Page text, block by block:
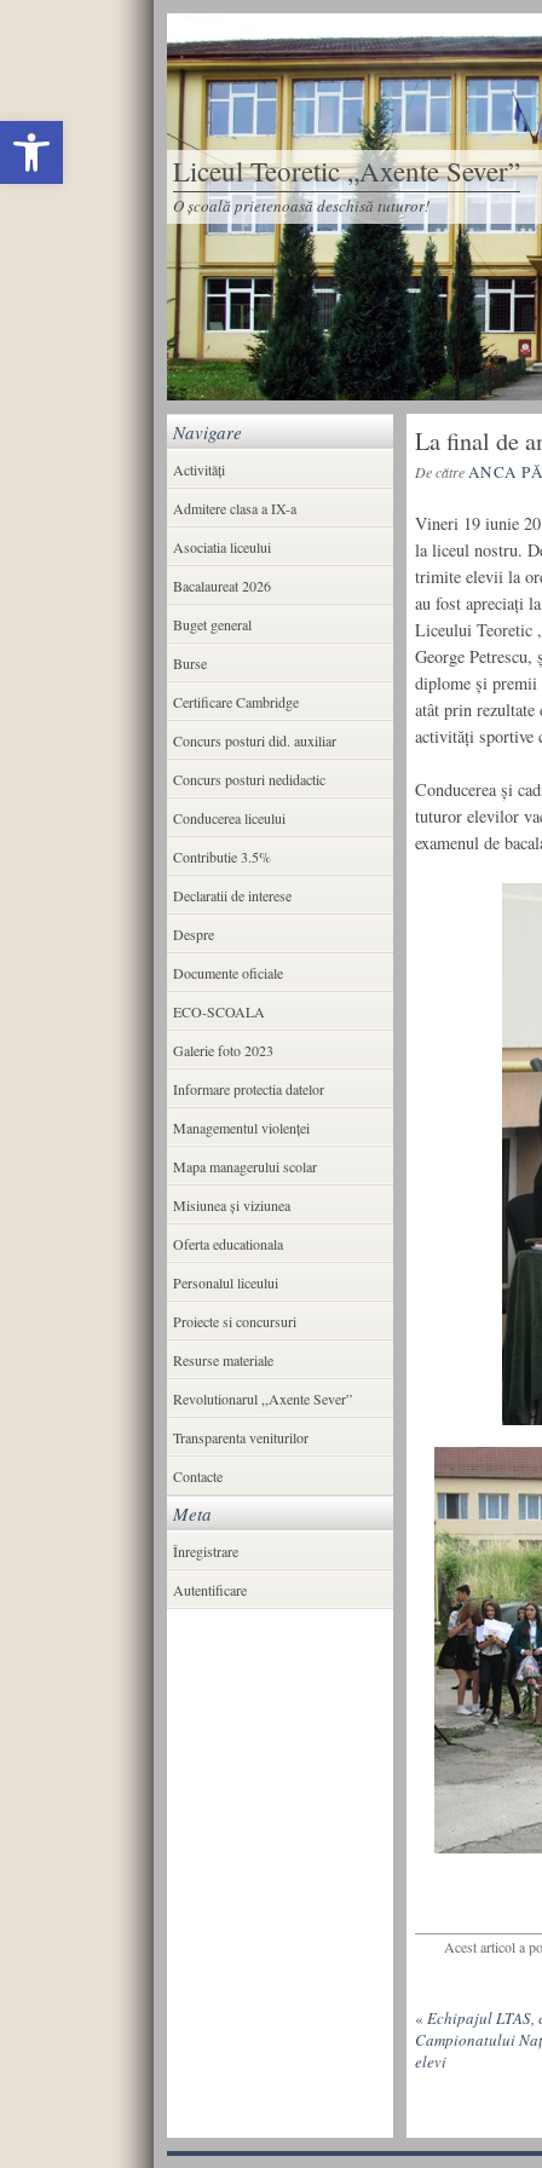
Deschide bara de unelte
Liceul Teoretic „Axente Sever”
O școală prietenoasă deschisă tuturor!
La final de
De cătreANCA
Vineri 19 iunie
la liceul nostru.
trimite elevii la
au fost apreciaţi
Liceului Teoretic
George
diplome şi premii
atât prin
activităţi sportive
Conducerea şi
tuturor elevilor
examenul de
Acest articol a
« Echipajul
Campionatului
elevi
Navigare
Activități
Admitere clasa a IX-a
Asociatia liceului
Bacalaureat 2026
Buget general
Burse
Certificare Cambridge
Concurs posturi did. auxiliar
Concurs posturi nedidactic
Conducerea liceului
Contributie 3.5%
Declaratii de interese
Despre
Documente oficiale
ECO-SCOALA
Galerie foto 2023
Informare protectia datelor
Managementul violenței
Mapa managerului scolar
Misiunea şi viziunea
Oferta educationala
Personalul liceului
Proiecte si concursuri
Resurse materiale
Revolutionarul ,,Axente Sever”
Transparenta veniturilor
Contacte
Meta
Înregistrare
Autentificare